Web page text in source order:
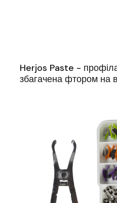
Herjos Paste -
збагачена фтором на